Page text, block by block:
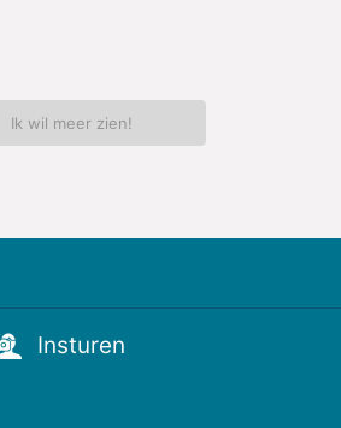
Ik wil meer zien!
Insturen